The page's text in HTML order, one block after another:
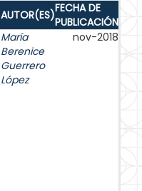
AUTOR(ES)FECHA DE
PUBLICACIÓN
María
Berenice
Guerrero
López
nov-2018